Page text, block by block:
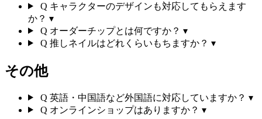
Q キャラクターのデザインも対応してもらえます
か？ ▾
Q オーダーチップとは何ですか？ ▾
Q 推しネイルはどれくらいもちますか？ ▾
その他
Q 英語・中国語など外国語に対応していますか？ ▾
Q オンラインショップはありますか？ ▾